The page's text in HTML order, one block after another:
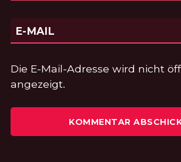
E-MAIL
Die E-Mail-Adresse wird nicht
angezeigt.